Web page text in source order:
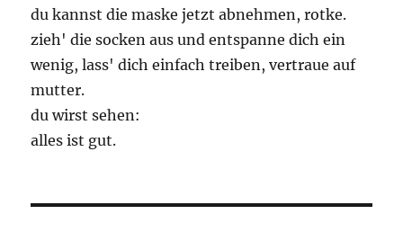
du kannst die maske jetzt abnehmen, rotke.
zieh' die socken aus und entspanne dich ein
wenig, lass' dich einfach treiben, vertraue auf
mutter.
du wirst sehen:
alles ist gut.